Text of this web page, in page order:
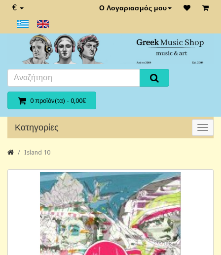
€ Ο Λογαριασμός μου
0 προϊόν(τα) - 0,00€
Κατηγορίες
Island 10